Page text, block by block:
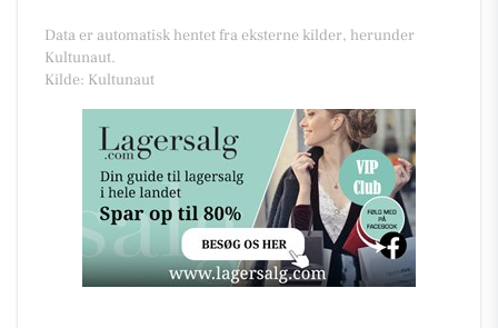
Data er automatisk hentet fra eksterne kilder, herunder
Kultunaut.
Kilde: Kultunaut